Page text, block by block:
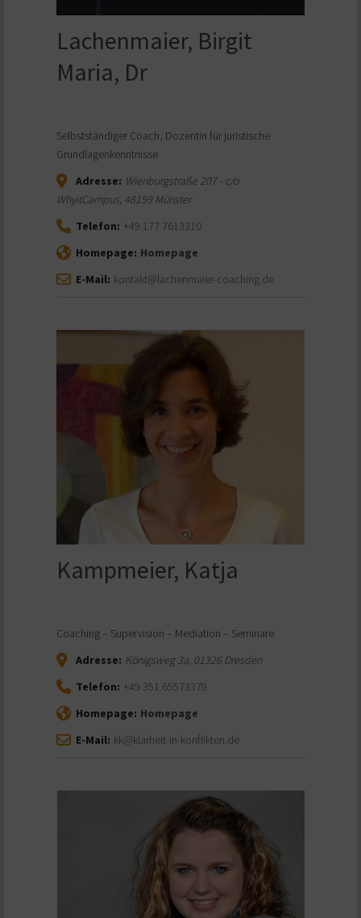
Lachenmaier, Birgit
Maria, Dr
Selbstständiger Coach, Dozentin für juristische
Grundlagenkenntnisse
Adresse: Wienburgstraße 207 - c/o
WhyitCampus, 48159Münster
Telefon: +49 177 7613310
Homepage: Homepage
E-Mail: kontakt@lachenmaier-coaching.de
Kampmeier, Katja
Coaching – Supervision – Mediation – Seminare
Adresse: Königsweg 3a, 01326Dresden
Telefon: +49 351 65573379
Homepage: Homepage
E-Mail: kk@klarheit-in-konflikten.de